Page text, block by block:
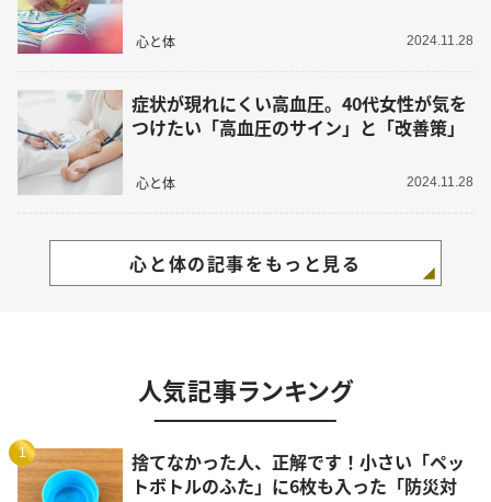
心と体 2024.11.28
症状が現れにくい高血圧。40代女性が気を
つけたい「高血圧のサイン」と「改善策」
心と体 2024.11.28
心と体の記事をもっと見る
人気記事ランキング
1
捨てなかった人、正解です！小さい「ペッ
トボトルのふた」に6枚も入った「防災対